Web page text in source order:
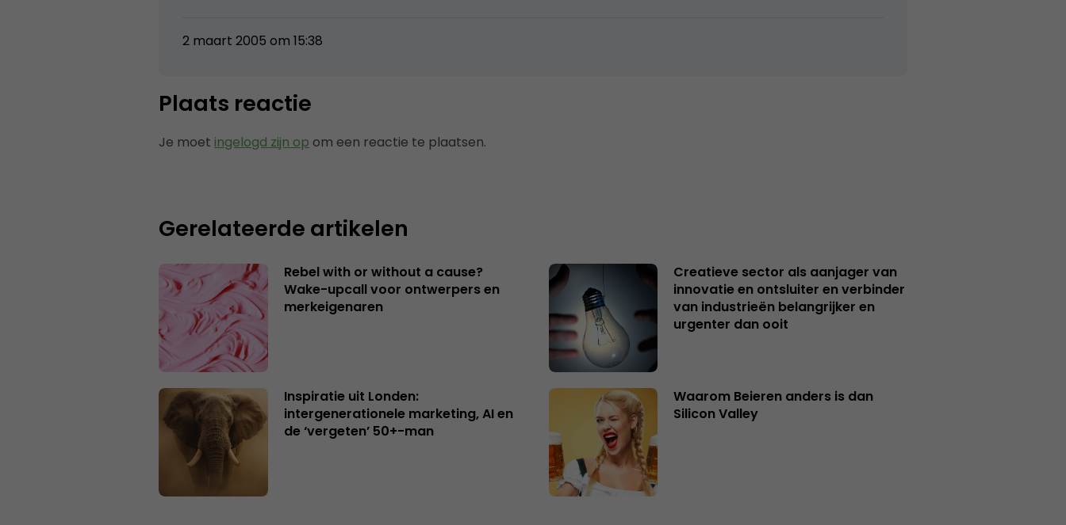
2 maart 2005 om 15:38
Plaats reactie
Je moet ingelogd zijn op om een reactie te plaatsen.
Gerelateerde artikelen
Rebel with or without a cause?
Wake-upcall voor ontwerpers en
merkeigenaren
Creatieve sector als aanjager van
innovatie en ontsluiter en verbinder
van industrieën belangrijker en
urgenter dan ooit
Inspiratie uit Londen:
intergenerationele marketing, AI en
de ‘vergeten’ 50+-man
Waarom Beieren anders is dan
Silicon Valley